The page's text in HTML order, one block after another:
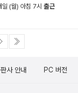
일 (월) 아침 7시 출근
사 안내 PC 버전